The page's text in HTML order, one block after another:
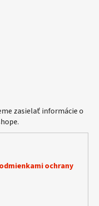
zasielať informácie o
ochrany